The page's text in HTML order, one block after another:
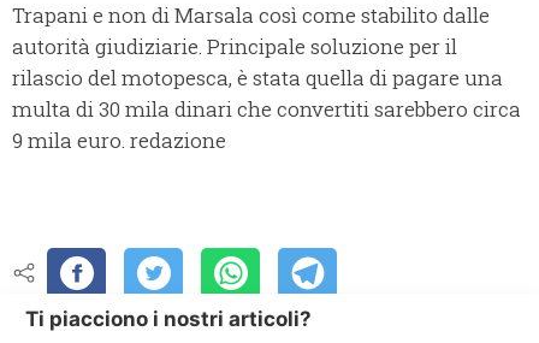
Trapani e non di Marsala così come stabilito dalle
autorità giudiziarie. Principale soluzione per il
rilascio del motopesca, è stata quella di pagare una
multa di 30 mila dinari che convertiti sarebbero circa
9 mila euro. redazione
Ti piacciono i nostri articoli?